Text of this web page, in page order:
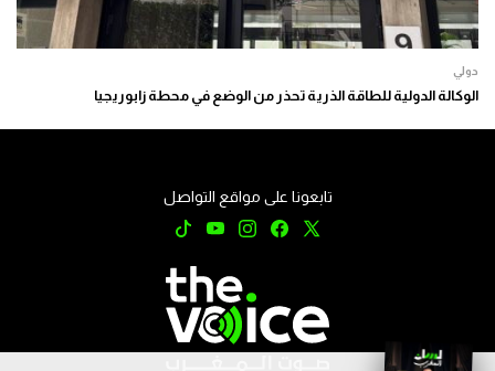
دولي
الوكالة الدولية للطاقة الذرية تحذر من الوضع في محطة زابوريجيا
تابعونا على مواقع التواصل